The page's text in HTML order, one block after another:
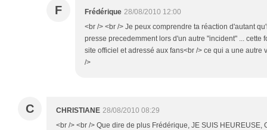
F Frédérique 28/08/2010 12:00
<br /> <br /> Je peux comprendre ta réaction d'autant
presse precedemment lors d'un autre "incident" ... cette
site officiel et adressé aux fans<br /> ce qui a une autre
/>
C CHRISTIANE 28/08/2010 08:29
<br /> <br /> Que dire de plus Frédérique, JE SUIS HEUREUSE,